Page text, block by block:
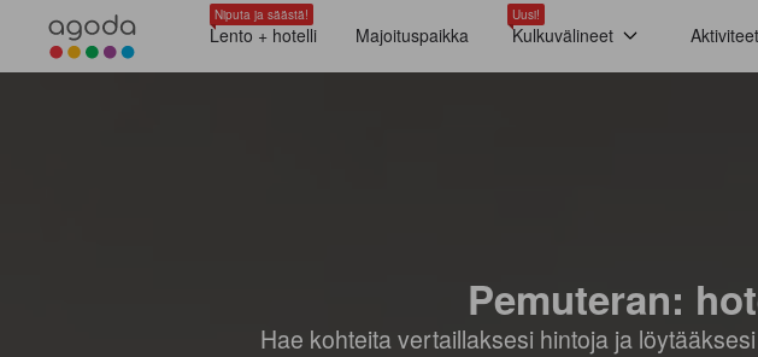
Niputa ja säästä!
Lento + hotelli Majoituspaikka
Uusi!
Kulkuvälineet
Pemuteran:
Hae kohteita vertaillaksesi hintoja ja